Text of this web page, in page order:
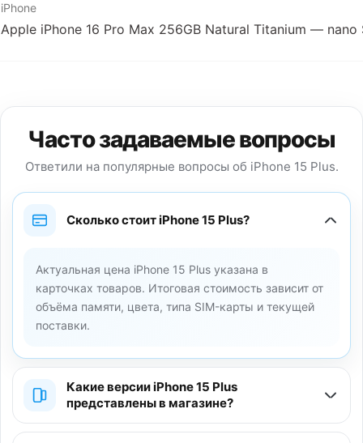
iPhone
Apple iPhone 16 Pro Max 256GB Natural Titanium — nano
Часто задаваемые вопросы
Ответили на популярные вопросы об iPhone 15 Plus.
Сколько стоит iPhone 15 Plus?
Актуальная цена iPhone 15 Plus указана в
карточках товаров. Итоговая стоимость зависит от
объёма памяти, цвета, типа SIM-карты и текущей
поставки.
Какие версии iPhone 15 Plus
представлены в магазине?